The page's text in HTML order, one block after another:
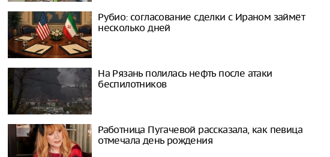
Рубио: согласование сделки с Ираном займёт
несколько дней
На Рязань полилась нефть после атаки
беспилотников
Работница Пугачевой рассказала, как певица
отмечала день рождения